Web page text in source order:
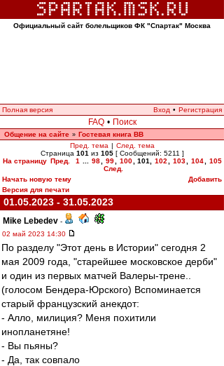
Официальный сайт болельщиков ФК "Спартак" Москва
Полная версия Вход • Регистрация
FAQ • Поиск
Общение на сайте » Гостевая книга ВВ
Пред. тема | След. тема
Страница 101 из 105[ Сообщений: 5211 ]
На страницу Пред. 1 98 99 100 101 102 103 104
105
След.
Начать новую тему
Добавить
Версия для печати
01.05.2023 - 31.05.2023
Mike Lebedev -
02 май 2023 14:30
По разделу "Этот день в Истории" сегодня 2
мая 2009 года, "старейшее московское дерби"
и один из первых матчей Валеры-трене..
(голосом Бендера-Юрского) Вспоминается
старый французский анекдот:
- Алло, милиция? Меня похитили
инопланетяне!
- Вы пьяны?
- Да, так совпало